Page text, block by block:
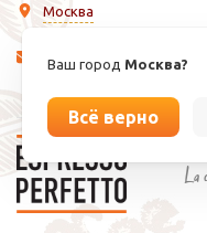
Москва
Ваш город Москва?
Всё верно
info@espressoperfetto.ru
La